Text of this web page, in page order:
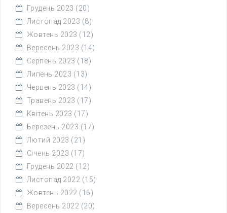
Грудень 2023 (20)
Листопад 2023 (8)
Жовтень 2023 (12)
Вересень 2023 (14)
Серпень 2023 (18)
Липень 2023 (13)
Червень 2023 (14)
Травень 2023 (17)
Квітень 2023 (17)
Березень 2023 (17)
Лютий 2023 (21)
Січень 2023 (17)
Грудень 2022 (12)
Листопад 2022 (15)
Жовтень 2022 (16)
Вересень 2022 (20)